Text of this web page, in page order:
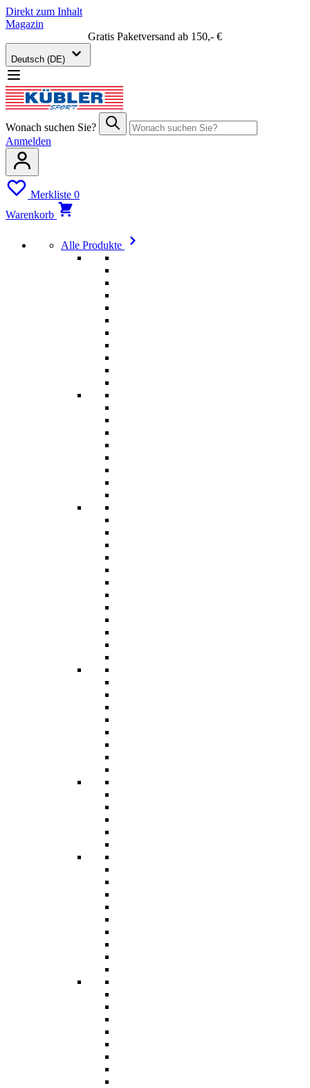
Direkt zum Inhalt
Magazin
Gratis Paketversand ab 150,- €
Deutsch (DE)
Wonach suchen Sie?
Anmelden
Merkliste 0
Warenkorb
Alle Produkte